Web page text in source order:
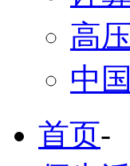
高
中
首页-